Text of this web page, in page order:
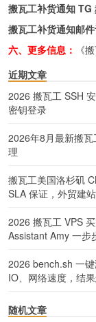
搬瓦工补货通知 TG
搬瓦工补货通知邮
六、更多信息：
《
近期文章
2026 搬瓦工 SSH
密钥登录
2026年8月最新搬
理
搬瓦工美国洛杉矶
SLA 保证，外贸建
2026 搬瓦工 VPS
Assistant Amy 一步
2026 bench.sh 一
IO、网络速度，结
随机文章